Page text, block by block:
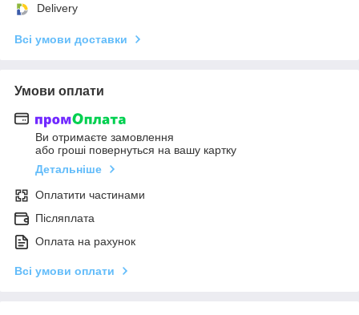
Delivery
Всі умови доставки
Умови оплати
Ви отримаєте замовлення
або гроші повернуться на вашу картку
Детальніше
Оплатити частинами
Післяплата
Оплата на рахунок
Всі умови оплати